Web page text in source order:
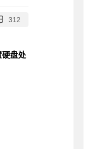
312
硬盘处